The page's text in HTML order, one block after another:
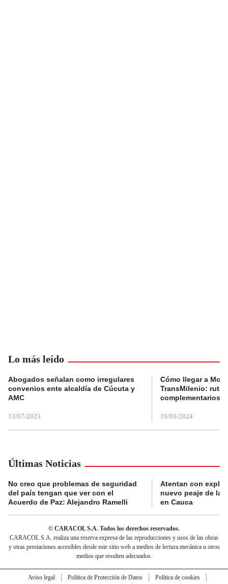
Lo más leído
Abogados señalan como irregulares
convenios ente alcaldía de Cúcuta y
AMC
13/07/2023
Cómo llegar a
TransMilenio:
complementarios
19/03/2024
Últimas Noticias
No creo que problemas de seguridad
del país tengan que ver con el
Acuerdo de Paz: Alejandro Ramelli
Atentan con
nuevo peaje de la
en Cauca
© CARACOL S.A. Todos los derechos reservados.
CARACOL S.A. realiza una reserva expresa de las reproducciones y usos de las obras
y otras prestaciones accesibles desde este sitio web a medios de lectura mecánica u otros
medios que resulten adecuados.
Aviso legal Política de Protección de Datos
Política de cookies